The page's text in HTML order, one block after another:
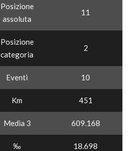
Posizione
assoluta
11
Posizione
categoria
2
Eventi 10
Km 451
Media 3 609.168
‰ 18.698